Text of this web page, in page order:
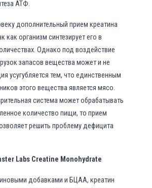
АТФ.
дополнительный прием креатина
как организм синтезирует его в
Однако под воздействие
запасов вещества может и не
усугубляется тем, что единственным
этого вещества является мясо.
система может обрабатывать
количество пищи, то прием
решить проблему дефицита
Labs Creatine Monohydrate
добавками и БЦАА, креатин